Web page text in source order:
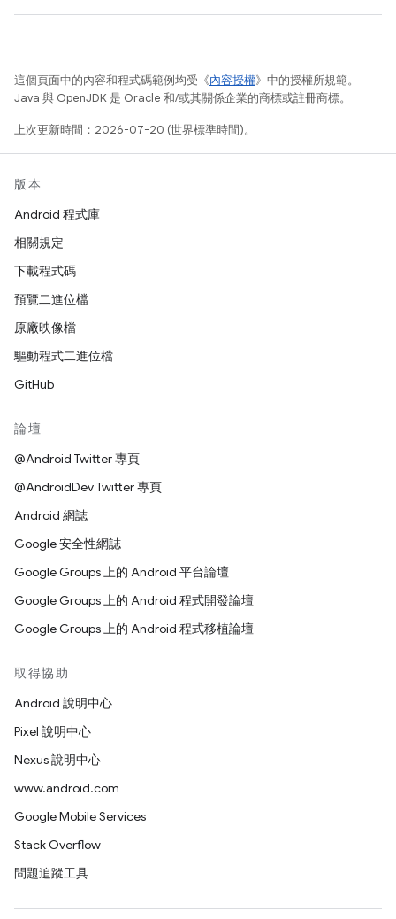
這個頁面中的內容和程式碼範例均受《內容授權》中的授權所規範。
Java 與 OpenJDK 是 Oracle 和/或其關係企業的商標或註冊商標。
上次更新時間：2026-07-20 (世界標準時間)。
版本
Android 程式庫
相關規定
下載程式碼
預覽二進位檔
原廠映像檔
驅動程式二進位檔
GitHub
論壇
@Android Twitter 專頁
@AndroidDev Twitter 專頁
Android 網誌
Google 安全性網誌
Google Groups 上的 Android 平台論壇
Google Groups 上的 Android 程式開發論壇
Google Groups 上的 Android 程式移植論壇
取得協助
Android 說明中心
Pixel 說明中心
Nexus 說明中心
www.android.com
Google Mobile Services
Stack Overflow
問題追蹤工具